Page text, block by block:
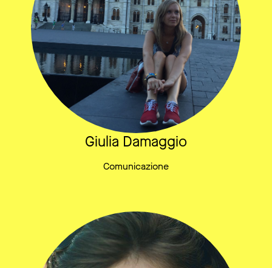
Giulia Damaggio
Comunicazione